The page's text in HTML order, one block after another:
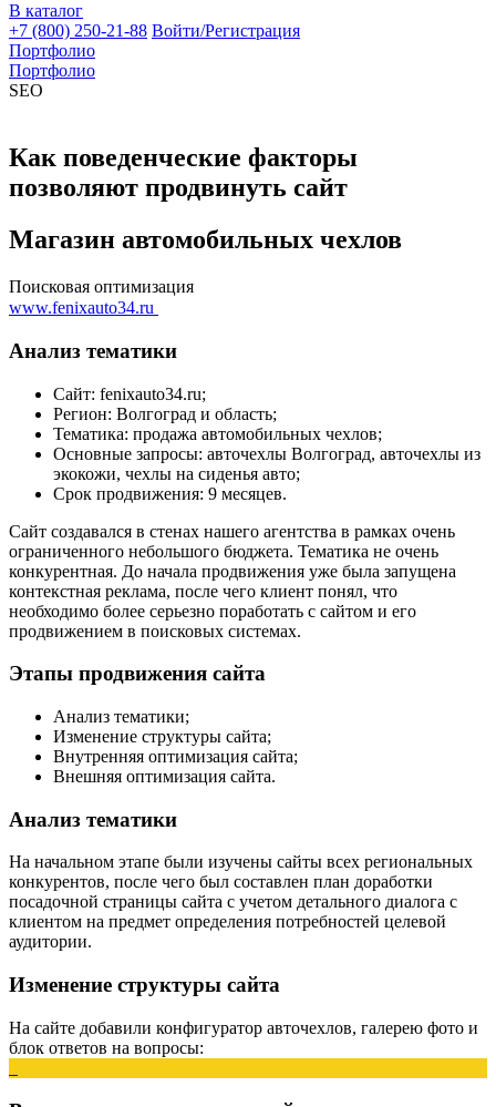
В каталог
+7 (800) 250-21-88 Войти/Регистрация
Портфолио
Портфолио
SEO
Как поведенческие факторы
позволяют продвинуть сайт
Магазин автомобильных чехлов
Поисковая оптимизация
www.fenixauto34.ru
Анализ тематики
Сайт: fenixauto34.ru;
Регион: Волгоград и область;
Тематика: продажа автомобильных чехлов;
Основные запросы: авточехлы Волгоград, авточехлы из
экокожи, чехлы на сиденья авто;
Срок продвижения: 9 месяцев.
Сайт создавался в стенах нашего агентства в рамках очень
ограниченного небольшого бюджета. Тематика не очень
конкурентная. До начала продвижения уже была запущена
контекстная реклама, после чего клиент понял, что
необходимо более серьезно поработать с сайтом и его
продвижением в поисковых системах.
Этапы продвижения сайта
Анализ тематики;
Изменение структуры сайта;
Внутренняя оптимизация сайта;
Внешняя оптимизация сайта.
Анализ тематики
На начальном этапе были изучены сайты всех региональных
конкурентов, после чего был составлен план доработки
посадочной страницы сайта с учетом детального диалога с
клиентом на предмет определения потребностей целевой
аудитории.
Изменение структуры сайта
На сайте добавили конфигуратор авточехлов, галерею фото и
блок ответов на вопросы: